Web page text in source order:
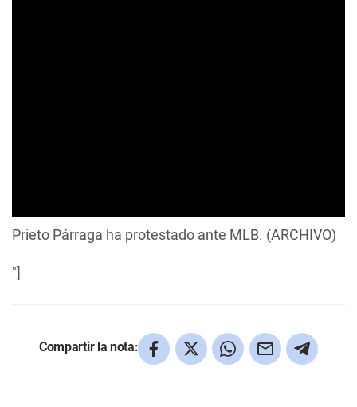
Prieto Párraga ha protestado ante MLB. (ARCHIVO)
"]
Compartir la nota: